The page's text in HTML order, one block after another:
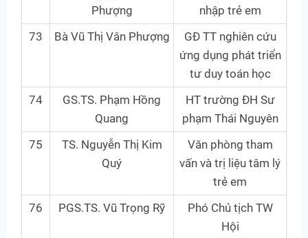
Phượng
nhập trẻ em
73
Bà Vũ Thị Vân Phượng
GĐ TT nghiên cứu
ứng dụng phát triển
tư duy toán học
74
GS.TS. Phạm Hồng
Quang
HT trường ĐH Sư
phạm Thái Nguyên
75
TS. Nguyễn Thị Kim
Quý
Văn phòng tham
vấn và trị liệu tâm lý
trẻ em
76
PGS.TS. Vũ Trọng Rỹ
Phó Chủ tịch TW
Hội